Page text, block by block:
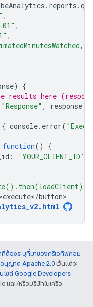
. reports .
,
01" ,
,
)
{
results here
"Response" , response);
{ console. error(
function()
{
: 'YOUR_CLIENT_ID'
>execute</button
. html
ต้องระบุที่มาของครีเอทีฟคอม
อนุญาต Apache 2.0เว้นแต่จะ
บไซต์ Google Developers
และ/หรือบริษัทในเครือ